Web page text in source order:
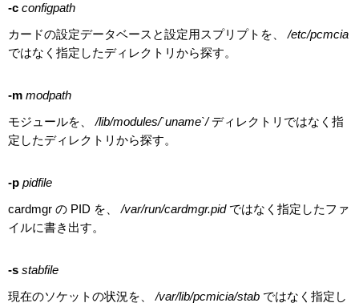
-c configpath
カードの設定データベースと設定用スプリプトを、/etc/pcmcia
ではなく指定したディレクトリから探す。
-m modpath
モジュールを、/lib/modules/`uname`/ディレクトリではなく指
定したディレクトリから探す。
-p pidfile
cardmgr の PID を、/var/run/cardmgr.pidではなく指定したファ
イルに書き出す。
-s stabfile
現在のソケットの状況を、/var/lib/pcmicia/stab ではなく指定し